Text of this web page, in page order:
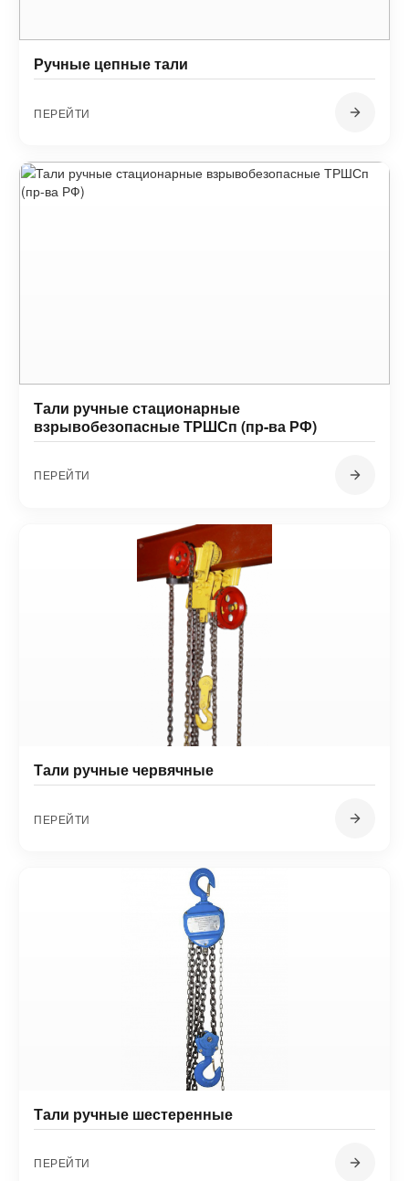
Ручные цепные тали
ПЕРЕЙТИ
Тали ручные стационарные
взрывобезопасные ТРШСп (пр-ва РФ)
ПЕРЕЙТИ
Тали ручные червячные
ПЕРЕЙТИ
Тали ручные шестеренные
ПЕРЕЙТИ